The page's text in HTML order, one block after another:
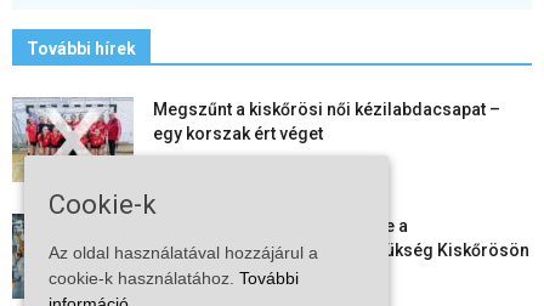
További hírek
Megszűnt a kiskőrösi női kézilabdacsapat –
egy korszak ért véget
Aktuális állásajánlatok: ezekre a
munkavállalókra van most szükség Kiskőrösön
és a...
Cookie-k
Az oldal használatával hozzájárul a
cookie-k használatához. További